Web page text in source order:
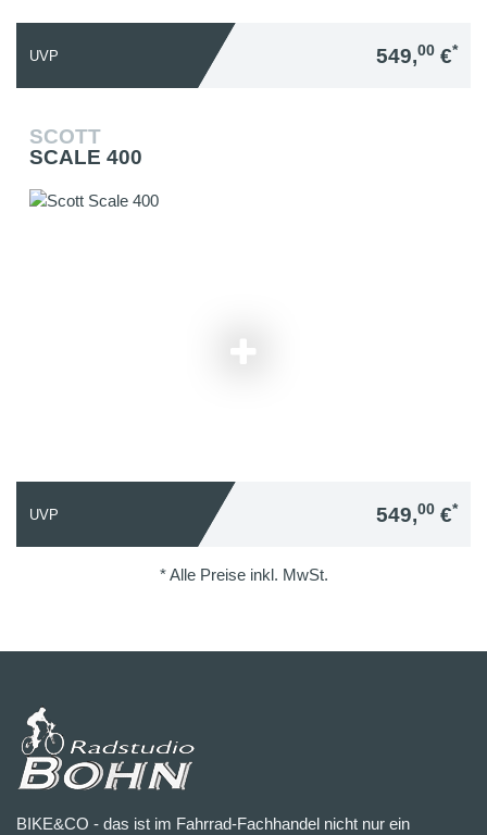
UVP 549,00 €*
SCOTT
SCALE 400
UVP 549,00 €*
* Alle Preise inkl. MwSt.
BIKE&CO - das ist im Fahrrad-Fachhandel nicht nur ein